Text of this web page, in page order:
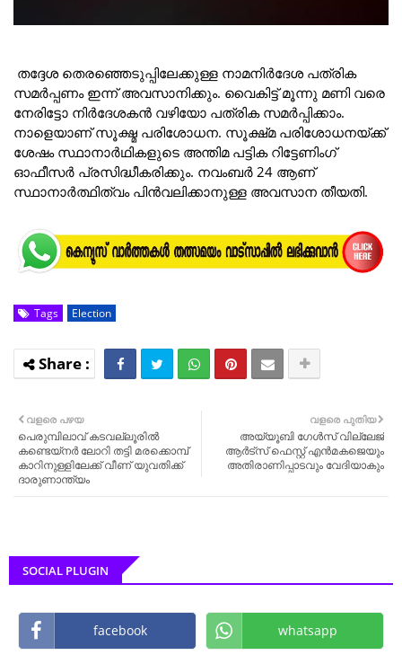
തദ്ദേശ തെരഞ്ഞെടുപ്പിലേക്കുള്ള നാമനിർദേശ പത്രിക
സമർപ്പണം ഇന്ന് അവസാനിക്കും. വൈകിട്ട് മൂന്നു മണി വരെ
നേരിട്ടോ നിർദേശകൻ വഴിയോ പത്രിക സമർപ്പിക്കാം.
നാളെയാണ് സൂക്ഷ്മ പരിശോധന. സൂക്ഷ്‌മ പരിശോധനയ്ക്ക്
ശേഷം സ്ഥാനാർഥികളുടെ അന്തിമ പട്ടിക റിട്ടേണിംഗ്
ഓഫീസർ പ്രസിദ്ധീകരിക്കും. നവംബർ 24 ആണ്
സ്ഥാനാർത്ഥിത്വം പിൻവലിക്കാനുള്ള അവസാന തീയതി.
Tags Election
വളരെ പുതിയ
അയ്യൂബി ഗേൾസ് വില്ലേജ്
ആർട്സ് ഫെസ്റ്റ് എൻമകജെയും
അതിരാണിപ്പാടവും വേദിയാകും
വളരെ പഴയ
പെരുമ്പിലാവ് കടവല്ലൂരിൽ
കണ്ടെയ്നർ ലോറി തട്ടി മരക്കൊമ്പ്
കാറിനുള്ളിലേക്ക് വീണ് യുവതിക്ക്
ദാരുണാന്ത്യം
SOCIAL PLUGIN
facebook whatsapp